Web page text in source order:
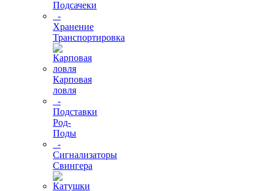
Подсачеки
-
Хранение
Транспортировка
Карповая
ловля
-
Подставки
Род-
Поды
-
Сигнализаторы
Свингера